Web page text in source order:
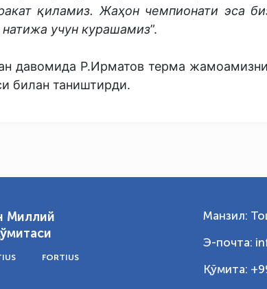
қиламиз. Жаҳон чемпионати эса
учун курашамиз”.
давомида Р.Ирматов терма
билан таништирди.
Миллий
FORTIUS
Манзил:
Э-почта:
Қўмита: